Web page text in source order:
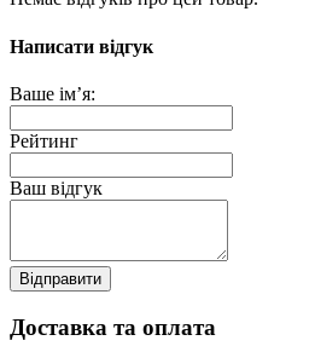
Написати відгук
Ваше ім’я:
Рейтинг
Ваш відгук
Відправити
Доставка та оплата